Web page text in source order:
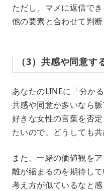
ただし、マメに返信で
他の要素と合わせて判断
（3）共感や同意す
あなたのLINEに「分か
共感や同意が多いなら脈
好きな女性の言葉を否
たいので、どうしても
また、一緒の価値観を
離が縮まるのを期待して
考え方が似ているなと